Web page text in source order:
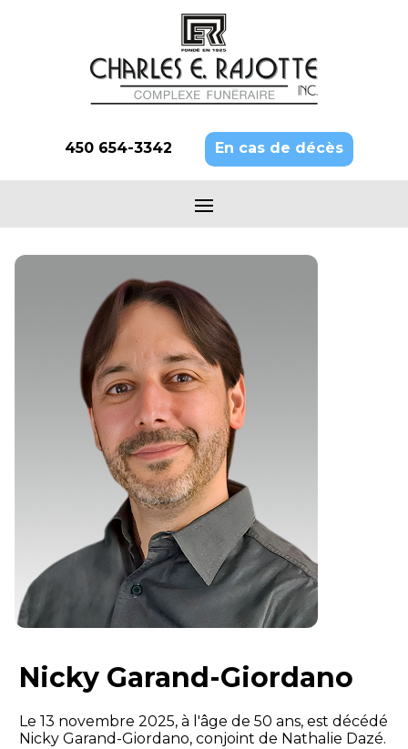
450 654-3342 En cas de décès
Nicky Garand-Giordano
Le 13 novembre 2025, à l'âge de 50 ans, est décédé
Nicky Garand-Giordano, conjoint de Nathalie Dazé.